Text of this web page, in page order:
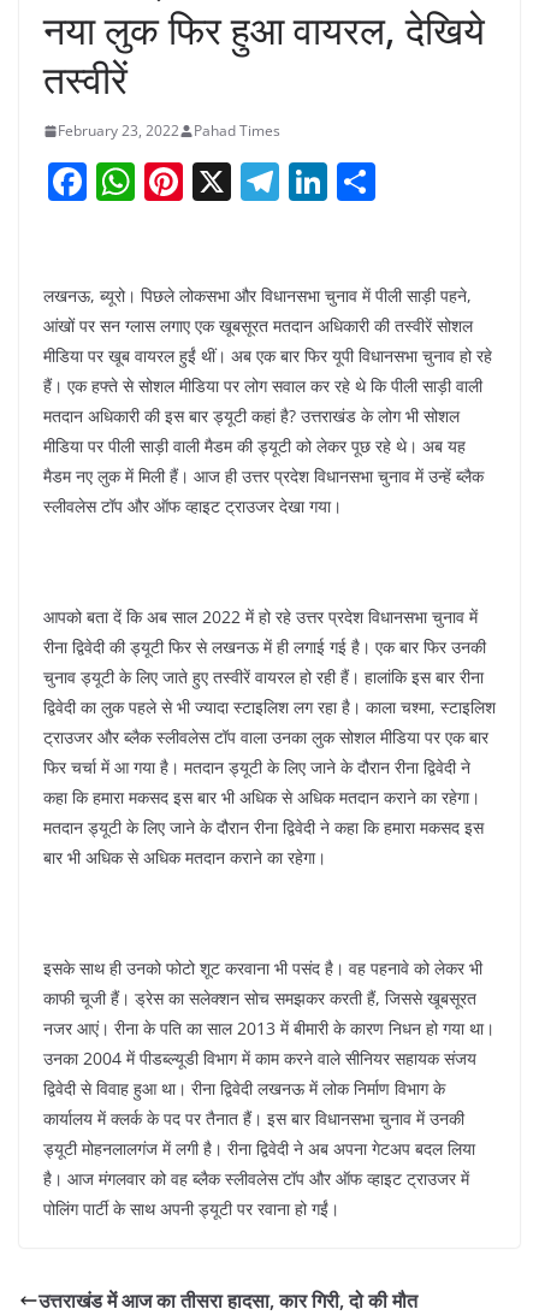
नया लुक फिर हुआ वायरल, देखिये
तस्वीरें
February 23, 2022 Pahad Times
F
e
b
o
o
k
W
s
A
p
p
Pi
e
st
X T
gr
a
m
Li
e
dI
n
e
लखनऊ, ब्यूरो। पिछले लोकसभा और विधानसभा चुनाव में पीली साड़ी पहने,
आंखों पर सन ग्लास लगाए एक खूबसूरत मतदान अधिकारी की तस्वीरें सोशल
मीडिया पर खूब वायरल हुईं थीं। अब एक बार फिर यूपी विधानसभा चुनाव हो रहे
हैं। एक हफ्ते से सोशल मीडिया पर लोग सवाल कर रहे थे कि पीली साड़ी वाली
मतदान अधिकारी की इस बार ड्यूटी कहां है? उत्तराखंड के लोग भी सोशल
मीडिया पर पीली साड़ी वाली मैडम की ड्यूटी को लेकर पूछ रहे थे। अब यह
मैडम नए लुक में मिली हैं। आज ही उत्तर प्रदेश विधानसभा चुनाव में उन्हें ब्लैक
स्लीवलेस टॉप और ऑफ व्हाइट ट्राउजर देखा गया।
आपको बता दें कि अब साल 2022 में हो रहे उत्तर प्रदेश विधानसभा चुनाव में
रीना द्विवेदी की ड्यूटी फिर से लखनऊ में ही लगाई गई है। एक बार फिर उनकी
चुनाव ड्यूटी के लिए जाते हुए तस्वीरें वायरल हो रही हैं। हालांकि इस बार रीना
द्विवेदी का लुक पहले से भी ज्यादा स्टाइलिश लग रहा है। काला चश्मा, स्टाइलिश
ट्राउजर और ब्लैक स्लीवलेस टॉप वाला उनका लुक सोशल मीडिया पर एक बार
फिर चर्चा में आ गया है। मतदान ड्यूटी के लिए जाने के दौरान रीना द्विवेदी ने
कहा कि हमारा मकसद इस बार भी अधिक से अधिक मतदान कराने का रहेगा।
मतदान ड्यूटी के लिए जाने के दौरान रीना द्विवेदी ने कहा कि हमारा मकसद इस
बार भी अधिक से अधिक मतदान कराने का रहेगा।
इसके साथ ही उनको फोटो शूट करवाना भी पसंद है। वह पहनावे को लेकर भी
काफी चूजी हैं। ड्रेस का सलेक्शन सोच समझकर करती हैं, जिससे खूबसूरत
नजर आएं। रीना के पति का साल 2013 में बीमारी के कारण निधन हो गया था।
उनका 2004 में पीडब्ल्यूडी विभाग में काम करने वाले सीनियर सहायक संजय
द्विवेदी से विवाह हुआ था। रीना द्विवेदी लखनऊ में लोक निर्माण विभाग के
कार्यालय में क्लर्क के पद पर तैनात हैं। इस बार विधानसभा चुनाव में उनकी
ड्यूटी मोहनलालगंज में लगी है। रीना द्विवेदी ने अब अपना गेटअप बदल लिया
है। आज मंगलवार को वह ब्लैक स्लीवलेस टॉप और ऑफ व्हाइट ट्राउजर में
पोलिंग पार्टी के साथ अपनी ड्यूटी पर रवाना हो गईं।
उत्तराखंड में आज का तीसरा हादसा, कार गिरी, दो की मौत